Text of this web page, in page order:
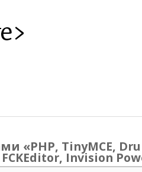
«PHP, TinyMCE,
Invision